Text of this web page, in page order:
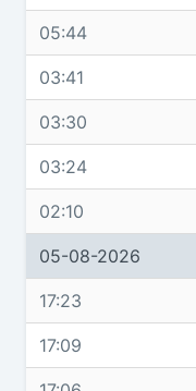
05:44
03:41
03:30
03:24
02:10
05-08-2026
17:23
17:09